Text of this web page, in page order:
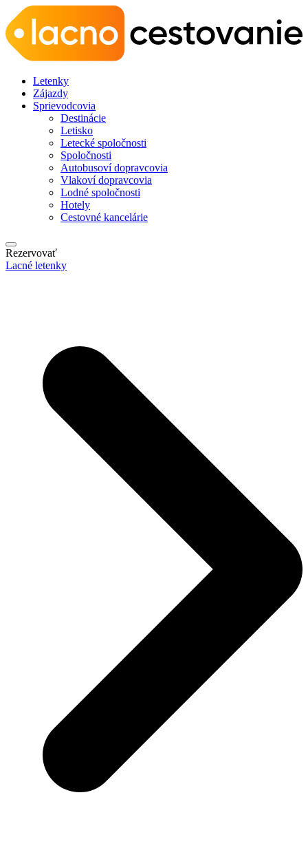
Letenky
Zájazdy
Sprievodcovia
Destinácie
Letisko
Letecké spoločnosti
Spoločnosti
Autobusoví dopravcovia
Vlakoví dopravcovia
Lodné spoločnosti
Hotely
Cestovné kancelárie
Rezervovať
Lacné letenky